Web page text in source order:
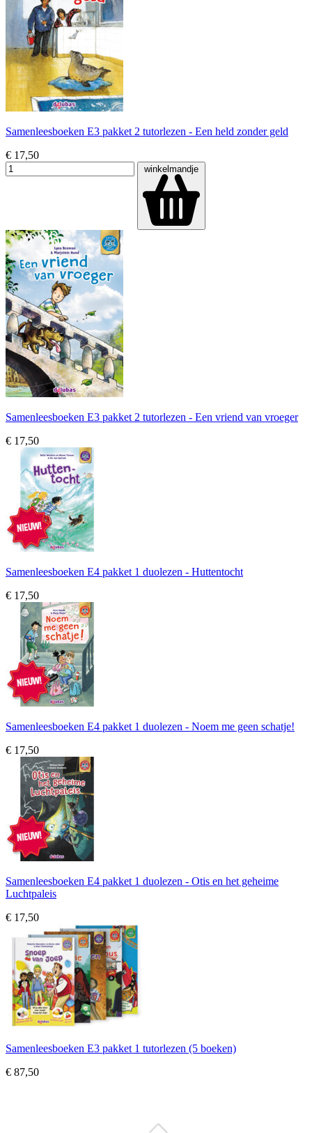
Samenleesboeken E3 pakket 2 tutorlezen - Een held zonder geld
€ 17,50
winkelmandje
Samenleesboeken E3 pakket 2 tutorlezen - Een vriend van vroeger
€ 17,50
Samenleesboeken E4 pakket 1 duolezen - Huttentocht
€ 17,50
Samenleesboeken E4 pakket 1 duolezen - Noem me geen schatje!
€ 17,50
Samenleesboeken E4 pakket 1 duolezen - Otis en het geheime
Luchtpaleis
€ 17,50
Samenleesboeken E3 pakket 1 tutorlezen (5 boeken)
€ 87,50